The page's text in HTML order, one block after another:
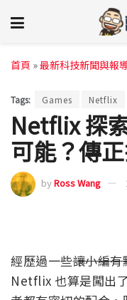
首頁 »最新科技新聞與報
Tags: Games Netflix
Netflix 探
可能？傳
byRoss Wang
經歷過一些讓小編有
Netflix 也算是闖出